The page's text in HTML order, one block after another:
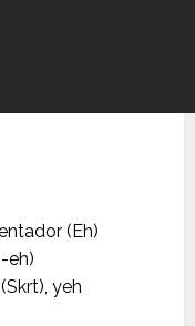
(Eh)
eh)
yeh